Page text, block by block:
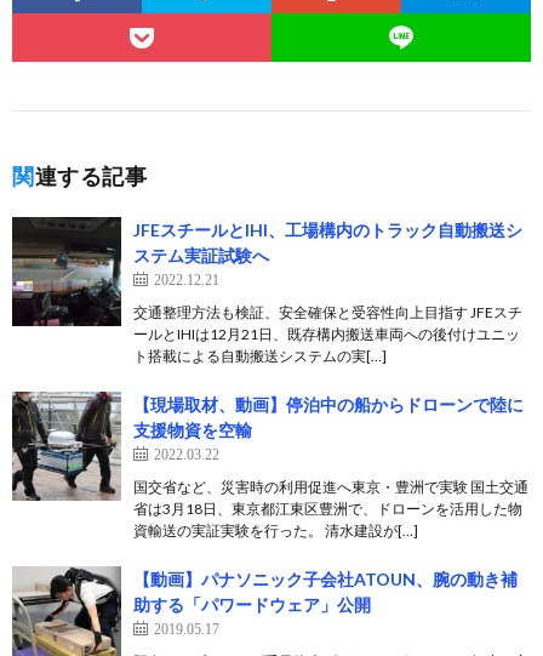
関連する記事
JFEスチールとIHI、工場構内のトラック自動搬送シ
ステム実証試験へ
2022.12.21
交通整理方法も検証、安全確保と受容性向上目指す JFEスチ
ールとIHIは12月21日、既存構内搬送車両への後付けユニッ
ト搭載による自動搬送システムの実[…]
【現場取材、動画】停泊中の船からドローンで陸に
支援物資を空輸
2022.03.22
国交省など、災害時の利用促進へ東京・豊洲で実験 国土交通
省は3月18日、東京都江東区豊洲で、ドローンを活用した物
資輸送の実証実験を行った。 清水建設が[…]
【動画】パナソニック子会社ATOUN、腕の動き補
助する「パワードウェア」公開
2019.05.17